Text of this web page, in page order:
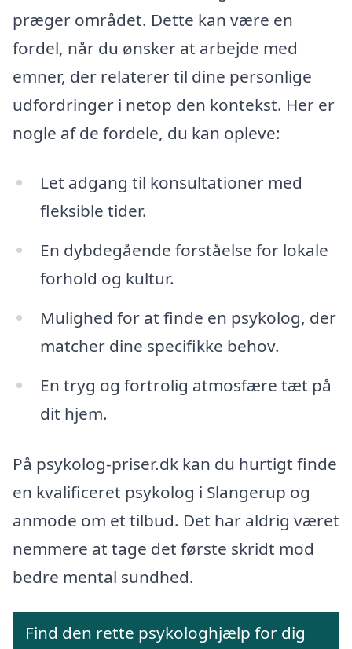
præger området. Dette kan være en
fordel, når du ønsker at arbejde med
emner, der relaterer til dine personlige
udfordringer i netop den kontekst. Her er
nogle af de fordele, du kan opleve:
Let adgang til konsultationer med
fleksible tider.
En dybdegående forståelse for lokale
forhold og kultur.
Mulighed for at finde en psykolog, der
matcher dine specifikke behov.
En tryg og fortrolig atmosfære tæt på
dit hjem.
På psykolog-priser.dk kan du hurtigt finde
en kvalificeret psykolog i Slangerup og
anmode om et tilbud. Det har aldrig været
nemmere at tage det første skridt mod
bedre mental sundhed.
Find den rette psykologhjælp for dig